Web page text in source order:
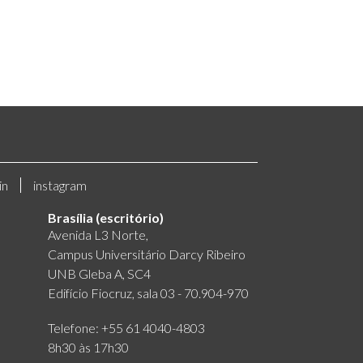
instagram
Brasília (escritório)
Avenida L3 Norte,
Campus Universitário Darcy Ribeiro
UNB Gleba A, SC4
Edifício Fiocruz, sala 03 - 70.904-970
Telefone: +55 61 4040-4803
8h30 às 17h30